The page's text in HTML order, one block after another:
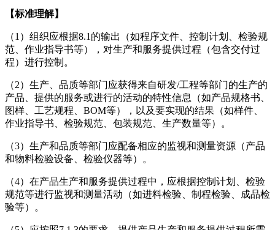
【标准理解】
（1）组织应根据8.1的输出（如程序文件、控制计划、检验规
范、作业指导书等），对生产和服务提供过程（包含交付过
程）进行控制。
（2）生产、品质等部门应获得来自研发/工程等部门的生产的
产品、提供的服务或进行的活动的特性信息（如产品规格书、
图样、工艺规程、BOM等），以及要实现的结果（如样件、
作业指导书、检验规范、包装规范、生产数量等）。
（3）生产和品质等部门应配备相应的监视和测量资源（产品
和物料检验设备、检验仪器等）。
（4）在产品生产和服务提供过程中，应根据控制计划、检验
规范等进行监视和测量活动（如进料检验、制程检验、成品检
验等）。